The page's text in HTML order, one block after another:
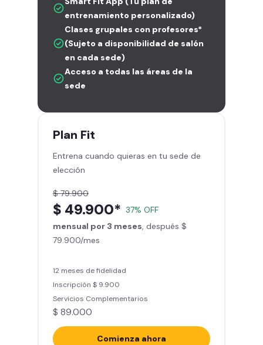
entrenamiento personalizado)
Clases grupales con profesores*
(Sujeto a disponibilidad de salón
en cada sede)
Acceso a todas las áreas de la
sede
Plan Fit
Entrena cuando quieras en tu sede de
elección
$ 79.900
$ 49.900* 37% OFF
mensual por 3 meses , después $
79.900/mes
12 meses de fidelidad
Inscripción $ 9.900
Servicios Complementarios
$ 89.000
Comienza ahora